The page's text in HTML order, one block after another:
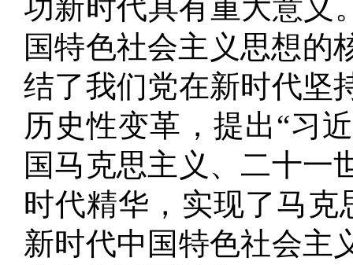
功新时代具有重大意义
国特色社会主义思想的
结了我们党在新时代坚
历史性变革，提出“习
国马克思主义、二十一
时代精华，实现了马克
新时代中国特色社会主